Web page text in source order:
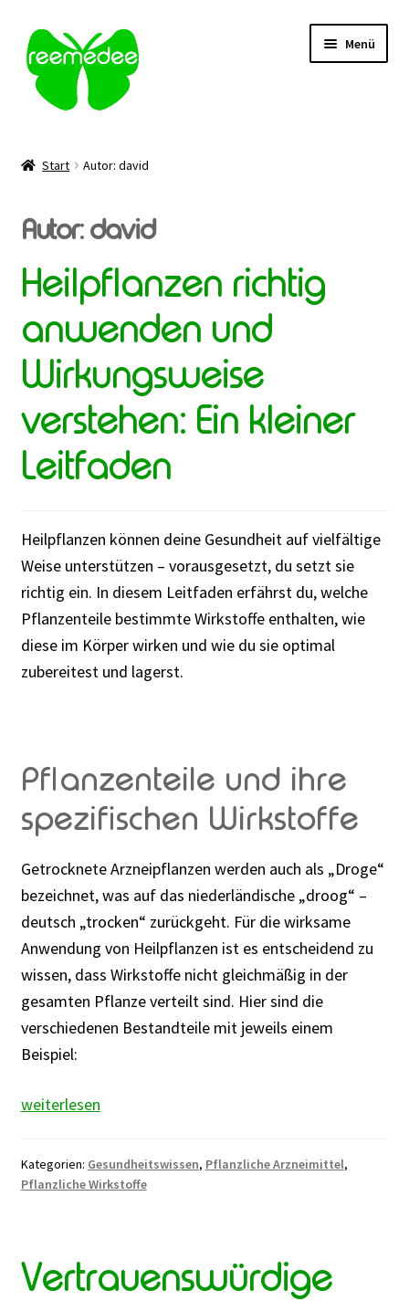
Zur
Navigation
springen
Zum
Inhalt
springen
Menü
Verabreichung
Sale
Über uns
Kontakt | FAQ
Rabattaktion
Start Autor: david
Autor: david
Heilpflanzen richtig
anwenden und
Wirkungsweise
verstehen: Ein kleiner
Leitfaden
Heilpflanzen können deine Gesundheit auf vielfältige
Weise unterstützen – vorausgesetzt, du setzt sie
richtig ein. In diesem Leitfaden erfährst du, welche
Pflanzenteile bestimmte Wirkstoffe enthalten, wie
diese im Körper wirken und wie du sie optimal
zubereitest und lagerst.
Pflanzenteile und ihre
spezifischen Wirkstoffe
Getrocknete Arzneipflanzen werden auch als „Droge“
bezeichnet, was auf das niederländische „droog“ –
deutsch „trocken“ zurückgeht. Für die wirksame
Anwendung von Heilpflanzen ist es entscheidend zu
wissen, dass Wirkstoffe nicht gleichmäßig in der
gesamten Pflanze verteilt sind. Hier sind die
verschiedenen Bestandteile mit jeweils einem
Beispiel:
Heilpflanzen
anwenden
und
Ein
kleiner
weiterlesen
Kategorien: Gesundheitswissen, Pflanzliche Arzneimittel,
Pflanzliche Wirkstoffe
Vertrauenswürdige